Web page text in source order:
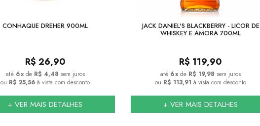
CONHAQUE DREHER 900ML
R$ 26,90
6x de R$ 4,48 sem juros
ou R$ 25,56 à vista com desconto
+ VER MAIS DETALHES
JACK DANIEL'S BLACKBERRY - LICOR DE
WHISKEY E AMORA 700ML
R$ 119,90
6x de R$ 19,98 sem juros
ou R$ 113,91 à vista com desconto
+ VER MAIS DETALHES